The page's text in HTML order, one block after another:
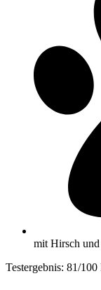
mit Hirsch und
Testergebnis: 81/100